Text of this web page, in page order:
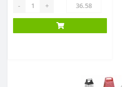
- +